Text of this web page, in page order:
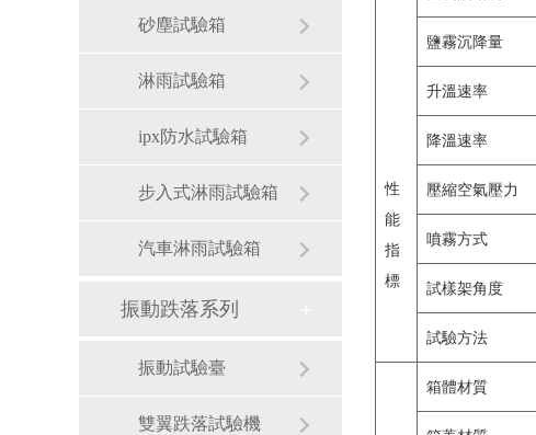
砂塵試驗箱
淋雨試驗箱
ipx防水試驗箱
步入式淋雨試驗箱
汽車淋雨試驗箱
振動跌落系列
振動試驗臺
雙翼跌落試驗機
性
能
指
標
鹽霧沉降量
升溫速率
降溫速率
壓縮空氣壓力
噴霧方式
試樣架角度
試驗方法
箱體材質